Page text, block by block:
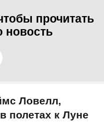
прочитать